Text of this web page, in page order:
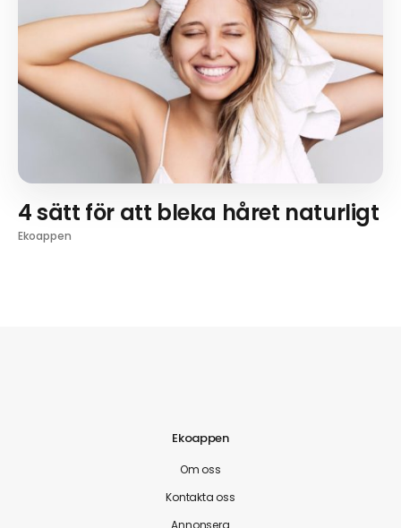
4 sätt för att bleka håret naturligt
Ekoappen
Ekoappen
Om oss
Kontakta oss
Annonsera